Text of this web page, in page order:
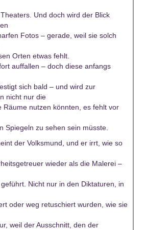
Und doch wird der Blick
Fotos – gerade, weil sie solch
Orten etwas fehlt.
auffallen – doch diese anfangs
sich bald – und wird zur
nicht nur die
Räume nutzen könnten, es fehlt vor
Spiegeln zu sehen sein müsste.
der Volksmund, und er irrt, wie so
wieder als die Malerei –
Nicht nur in den Diktaturen, in
oder weg retuschiert wurden, wie sie
weil der Ausschnitt, den der